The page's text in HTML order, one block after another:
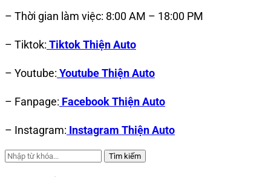
– Thời gian làm việc: 8:00 AM – 18:00 PM
– Tiktok: Tiktok Thiện Auto
– Youtube: Youtube Thiện Auto
– Fanpage: Facebook Thiện Auto
– Instagram: Instagram Thiện Auto
Tìm kiếm